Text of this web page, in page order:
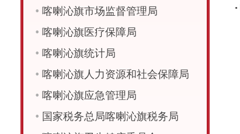
• 喀喇沁旗市场监督管理局
• 喀喇沁旗医疗保障局
• 喀喇沁旗统计局
• 喀喇沁旗人力资源和社会保障局
• 喀喇沁旗应急管理局
• 国家税务总局喀喇沁旗税务局
•